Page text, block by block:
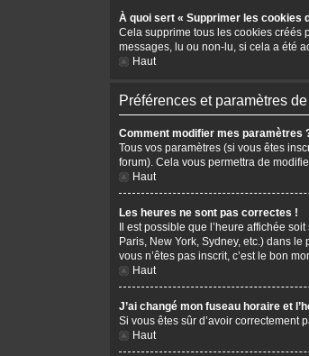
À quoi sert « Supprimer les cookies
Cela supprime tous les cookies créés
messages, lu ou non-lu, si cela a été
Haut
Préférences et paramètres
Comment modifier mes paramètres
Tous vos paramètres (si vous êtes
forum). Cela vous permettra de
Haut
Les heures ne sont pas correctes !
Il est possible que l’heure affichée
Paris, New York, Sydney, etc.) dans
vous n’êtes pas inscrit, c’est le bon
Haut
J’ai changé mon fuseau horaire et
Si vous êtes sûr d’avoir correctement
Haut